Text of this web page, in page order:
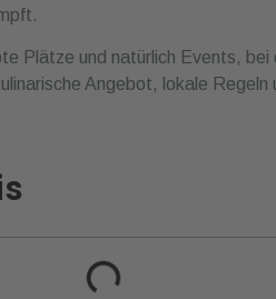
Plätze und natürlich Events, bei
Angebot, lokale